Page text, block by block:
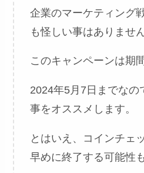
企業のマーケティング
も怪しい事はありませ
このキャンペーンは期
2024年5月7日までなの
事をオススメします。
とはいえ、コインチェ
早めに終了する可能性